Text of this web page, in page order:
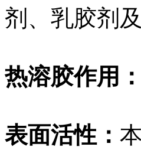
剂、乳胶剂
热溶胶作用：
表面活性：